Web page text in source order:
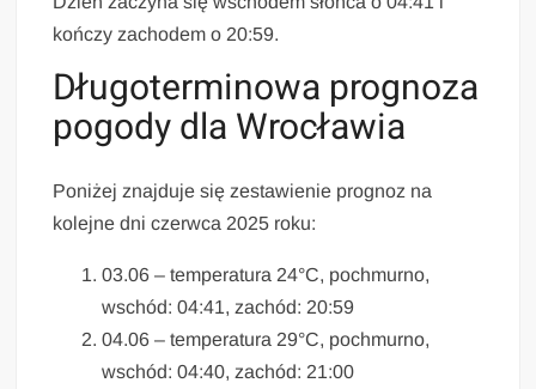
kończy zachodem o 20:59.
Długoterminowa prognoza
pogody dla Wrocławia
Poniżej znajduje się zestawienie prognoz na
kolejne dni czerwca 2025 roku:
03.06 – temperatura 24°C, pochmurno,
wschód: 04:41, zachód: 20:59
04.06 – temperatura 29°C, pochmurno,
wschód: 04:40, zachód: 21:00